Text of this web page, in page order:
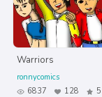
Warriors
ronnycomics
6837
128 5